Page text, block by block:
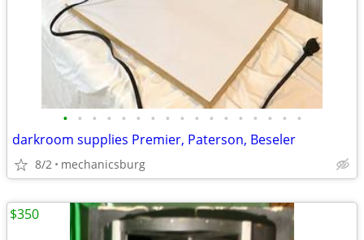
• • • • • • • • • • • • • • • • •
darkroom supplies Premier, Paterson, Beseler
8/2 mechanicsburg
$350